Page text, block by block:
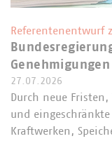
Referentenentwurf
27.07.2026
Durch neue
und
Kraftwerken,